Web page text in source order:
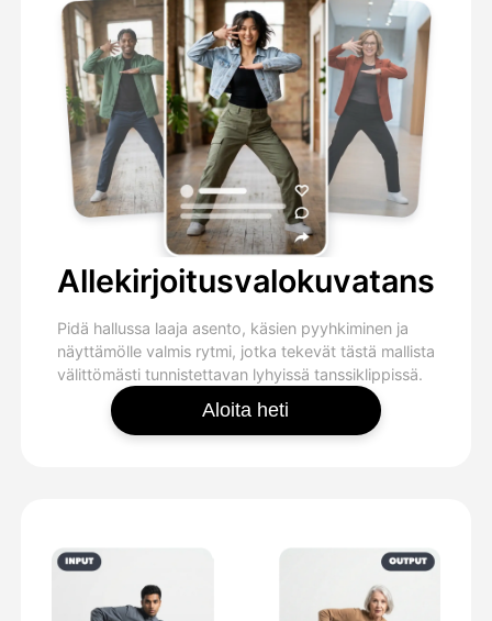
Pidä hallussa laaja asento, käsien pyyhkiminen ja
näyttämölle valmis rytmi, jotka tekevät tästä mallista
välittömästi tunnistettavan lyhyissä tanssiklippissä.
Aloita heti